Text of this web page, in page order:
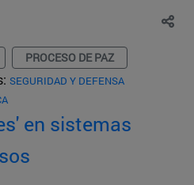
PROCESO DE PAZ
SEGURIDAD Y DEFENSA
en sistemas